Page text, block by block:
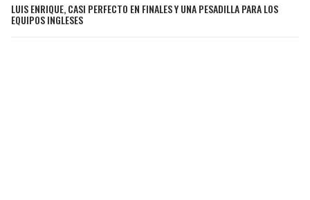
LUIS ENRIQUE, CASI PERFECTO EN FINALES Y UNA PESADILLA PARA LOS
EQUIPOS INGLESES